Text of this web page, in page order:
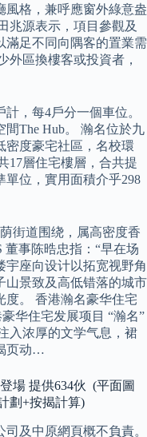
風格，兼呼應窗外綠意盎
兆源表示，項目參觀及
滿足不同向隅客的置業需
外區換樓客或投資者，
，每4戶分一個車位。
間The Hub。 瀚名位於九
密度豪宅社區，名校環
17層住宅樓層，合共提
單位，實用面積介乎298
街道围绕，属高密度香
董事陈晧忠指：“早在场
宇座向设计以拓宽视野角
山景致及高低错落的城市
度。 香港瀚名豪华住宅
华住宅发展项目 “瀚名”
入浓厚的文学气息，裙
页动…
場 提供634伙 (平面圖
劃+按揭計算)
及中原網頁概不負責。